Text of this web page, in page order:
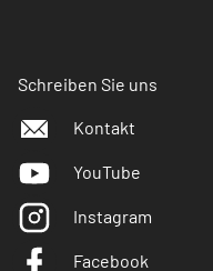
Schreiben Sie uns
Kontakt
YouTube
Instagram
Facebook